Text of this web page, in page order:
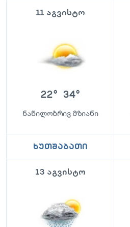
11 აგვისტო
22° 34°
ნაწილობრივ მზიანი
ხუთშაბათი
13 აგვისტო